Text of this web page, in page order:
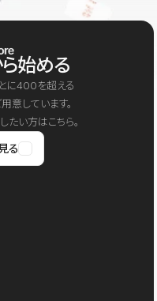
始める
に400を超える
意しています。
い方はこちら。
る